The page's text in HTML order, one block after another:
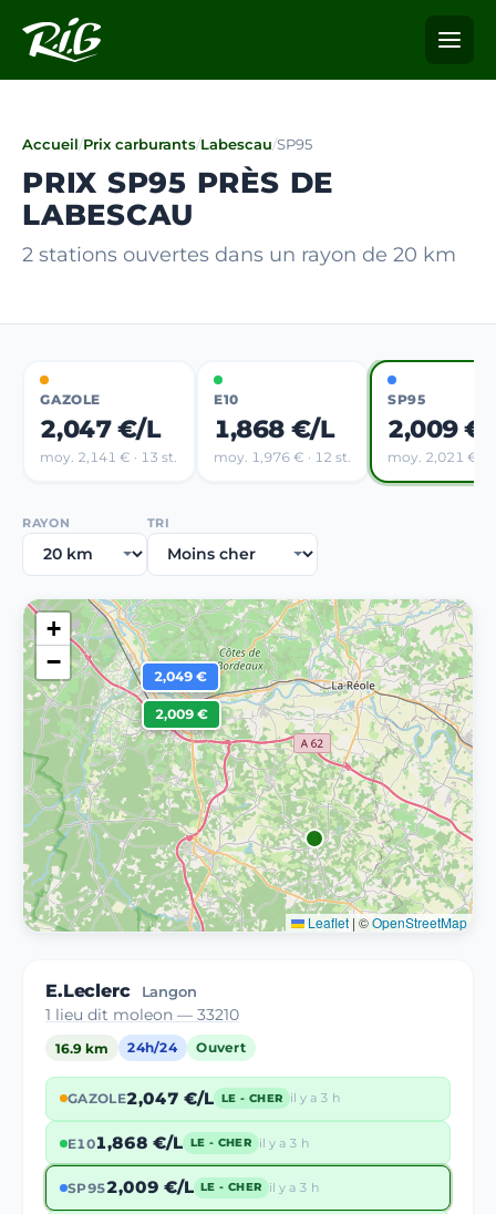
Accueil/Prix carburants/Labescau/SP95
PRIX SP95 PRÈS DE
LABESCAU
2 stations ouvertes dans un rayon de 20 km
GAZOLE
2,047 €/L
moy. 2,141 € · 13 st.
E10
1,868 €/L
moy. 1,976 € · 12 st.
SP95
2,009
moy. 2,021 € ·
RAYON TRI
2,009 €
2,049 €
+
−
Leaflet | ©OpenStreetMap
E.Leclerc Langon
1 lieu dit moleon — 33210
16.9 km 24h/24 Ouvert
GAZOLE2,047 €/L LE - CHER il y a 3 h
E101,868 €/L LE - CHER il y a 3 h
SP952,009 €/L LE - CHER il y a 3 h